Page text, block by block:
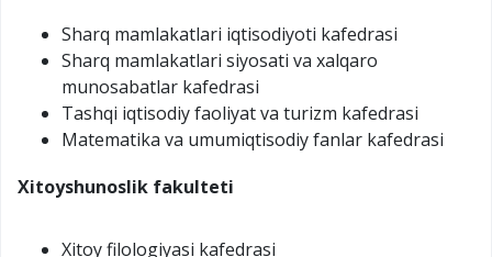
Sharq mamlakatlari iqtisodiyoti kafedrasi
Sharq mamlakatlari siyosati va xalqaro
munosabatlar kafedrasi
Tashqi iqtisodiy faoliyat va turizm kafedrasi
Matematika va umumiqtisodiy fanlar kafedrasi
Xitoyshunoslik fakulteti
Xitoy filologiyasi kafedrasi